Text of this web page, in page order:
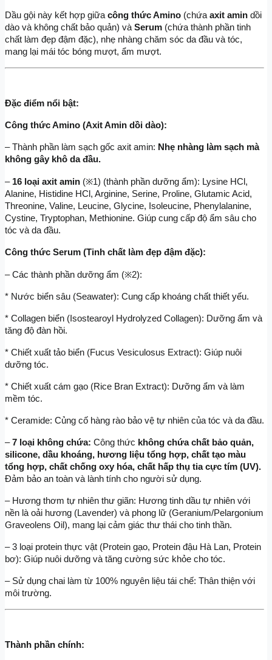
Dầu gội này kết hợp giữa công thức Amino (chứa axit amin dồi
dào và không chất bảo quản) và Serum (chứa thành phần tinh
chất làm đẹp đậm đặc), nhẹ nhàng chăm sóc da đầu và tóc,
mang lại mái tóc bóng mượt, ẩm mượt.
Đặc điểm nổi bật:
Công thức Amino (Axit Amin dồi dào):
– Thành phần làm sạch gốc axit amin: Nhẹ nhàng làm sạch mà
không gây khô da đầu.
– 16 loại axit amin (※1) (thành phần dưỡng ẩm): Lysine HCl,
Alanine, Histidine HCl, Arginine, Serine, Proline, Glutamic Acid,
Threonine, Valine, Leucine, Glycine, Isoleucine, Phenylalanine,
Cystine, Tryptophan, Methionine. Giúp cung cấp độ ẩm sâu cho
tóc và da đầu.
Công thức Serum (Tinh chất làm đẹp đậm đặc):
– Các thành phần dưỡng ẩm (※2):
* Nước biển sâu (Seawater): Cung cấp khoáng chất thiết yếu.
* Collagen biển (Isostearoyl Hydrolyzed Collagen): Dưỡng ẩm và
tăng độ đàn hồi.
* Chiết xuất tảo biển (Fucus Vesiculosus Extract): Giúp nuôi
dưỡng tóc.
* Chiết xuất cám gạo (Rice Bran Extract): Dưỡng ẩm và làm
mềm tóc.
* Ceramide: Củng cố hàng rào bảo vệ tự nhiên của tóc và da đầu.
– 7 loại không chứa: Công thức không chứa chất bảo quản,
silicone, dầu khoáng, hương liệu tổng hợp, chất tạo màu
tổng hợp, chất chống oxy hóa, chất hấp thụ tia cực tím (UV).
Đảm bảo an toàn và lành tính cho người sử dụng.
– Hương thơm tự nhiên thư giãn: Hương tinh dầu tự nhiên với
nền là oải hương (Lavender) và phong lữ (Geranium/Pelargonium
Graveolens Oil), mang lại cảm giác thư thái cho tinh thần.
– 3 loại protein thực vật (Protein gạo, Protein đậu Hà Lan, Protein
bơ): Giúp nuôi dưỡng và tăng cường sức khỏe cho tóc.
– Sử dụng chai làm từ 100% nguyên liệu tái chế: Thân thiện với
môi trường.
Thành phần chính: